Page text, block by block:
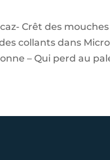
Crêt des
collantsdans
– Qui perd au